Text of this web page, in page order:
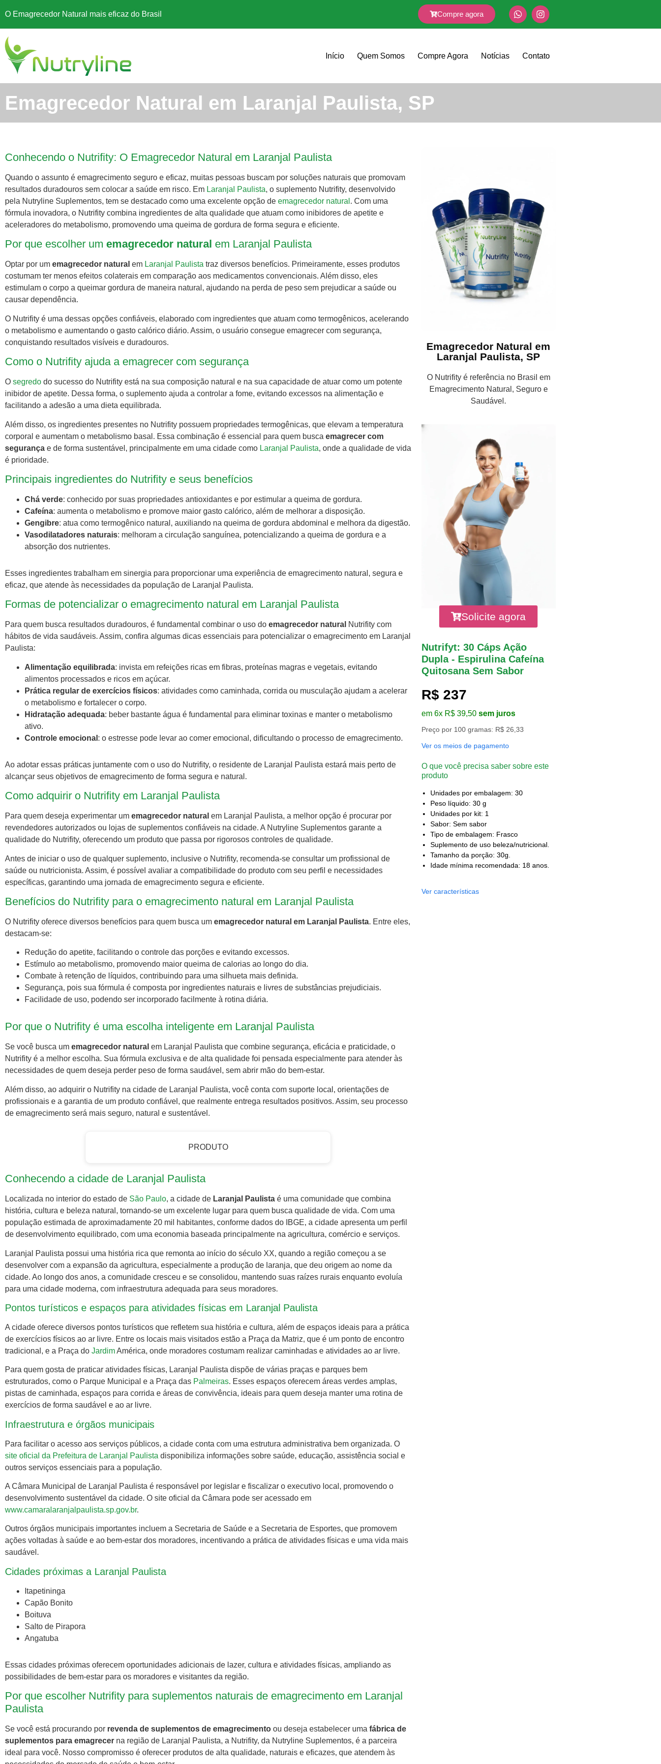
O Emagrecedor Natural mais eficaz do Brasil Compre agora
Início Quem Somos Compre Agora Notícias Contato
Emagrecedor Natural em Laranjal Paulista, SP
Conhecendo o Nutrifity: O Emagrecedor Natural em Laranjal Paulista
Quando o assunto é emagrecimento seguro e eficaz, muitas pessoas buscam por soluções naturais que promovam
resultados duradouros sem colocar a saúde em risco. Em Laranjal Paulista, o suplemento Nutrifity, desenvolvido
pela Nutryline Suplementos, tem se destacado como uma excelente opção de emagrecedor natural . Com uma
fórmula inovadora, o Nutrifity combina ingredientes de alta qualidade que atuam como inibidores de apetite e
aceleradores do metabolismo, promovendo uma queima de gordura de forma segura e eficiente.
Por que escolher um emagrecedor natural em Laranjal Paulista
Optar por um emagrecedor natural em Laranjal Paulista traz diversos benefícios. Primeiramente, esses produtos
costumam ter menos efeitos colaterais em comparação aos medicamentos convencionais. Além disso, eles
estimulam o corpo a queimar gordura de maneira natural, ajudando na perda de peso sem prejudicar a saúde ou
causar dependência.
O Nutrifity é uma dessas opções confiáveis, elaborado com ingredientes que atuam como termogênicos, acelerando
o metabolismo e aumentando o gasto calórico diário. Assim, o usuário consegue emagrecer com segurança,
conquistando resultados visíveis e duradouros.
Como o Nutrifity ajuda a emagrecer com segurança
O segredo do sucesso do Nutrifity está na sua composição natural e na sua capacidade de atuar como um potente
inibidor de apetite. Dessa forma, o suplemento ajuda a controlar a fome, evitando excessos na alimentação e
facilitando a adesão a uma dieta equilibrada.
Além disso, os ingredientes presentes no Nutrifity possuem propriedades termogênicas, que elevam a temperatura
corporal e aumentam o metabolismo basal. Essa combinação é essencial para quem busca emagrecer com
segurança e de forma sustentável, principalmente em uma cidade como Laranjal Paulista, onde a qualidade de vida
é prioridade.
Principais ingredientes do Nutrifity e seus benefícios
Chá verde: conhecido por suas propriedades antioxidantes e por estimular a queima de gordura.
Cafeína: aumenta o metabolismo e promove maior gasto calórico, além de melhorar a disposição.
Gengibre: atua como termogênico natural, auxiliando na queima de gordura abdominal e melhora da digestão.
Vasodilatadores naturais: melhoram a circulação sanguínea, potencializando a queima de gordura e a
absorção dos nutrientes.
Esses ingredientes trabalham em sinergia para proporcionar uma experiência de emagrecimento natural, segura e
eficaz, que atende às necessidades da população de Laranjal Paulista.
Formas de potencializar o emagrecimento natural em Laranjal Paulista
Para quem busca resultados duradouros, é fundamental combinar o uso do emagrecedor natural Nutrifity com
hábitos de vida saudáveis. Assim, confira algumas dicas essenciais para potencializar o emagrecimento em Laranjal
Paulista:
Alimentação equilibrada: invista em refeições ricas em fibras, proteínas magras e vegetais, evitando
alimentos processados e ricos em açúcar.
Prática regular de exercícios físicos: atividades como caminhada, corrida ou musculação ajudam a acelerar
o metabolismo e fortalecer o corpo.
Hidratação adequada: beber bastante água é fundamental para eliminar toxinas e manter o metabolismo
ativo.
Controle emocional : o estresse pode levar ao comer emocional, dificultando o processo de emagrecimento.
Ao adotar essas práticas juntamente com o uso do Nutrifity, o residente de Laranjal Paulista estará mais perto de
alcançar seus objetivos de emagrecimento de forma segura e natural.
Como adquirir o Nutrifity em Laranjal Paulista
Para quem deseja experimentar um emagrecedor natural em Laranjal Paulista, a melhor opção é procurar por
revendedores autorizados ou lojas de suplementos confiáveis na cidade. A Nutryline Suplementos garante a
qualidade do Nutrifity, oferecendo um produto que passa por rigorosos controles de qualidade.
Antes de iniciar o uso de qualquer suplemento, inclusive o Nutrifity, recomenda-se consultar um profissional de
saúde ou nutricionista. Assim, é possível avaliar a compatibilidade do produto com seu perfil e necessidades
específicas, garantindo uma jornada de emagrecimento segura e eficiente.
Benefícios do Nutrifity para o emagrecimento natural em Laranjal Paulista
O Nutrifity oferece diversos benefícios para quem busca um emagrecedor natural em Laranjal Paulista. Entre eles,
destacam-se:
Redução do apetite, facilitando o controle das porções e evitando excessos.
Estímulo ao metabolismo, promovendo maior queima de calorias ao longo do dia.
Combate à retenção de líquidos, contribuindo para uma silhueta mais definida.
Segurança, pois sua fórmula é composta por ingredientes naturais e livres de substâncias prejudiciais.
Facilidade de uso, podendo ser incorporado facilmente à rotina diária.
Por que o Nutrifity é uma escolha inteligente em Laranjal Paulista
Se você busca um emagrecedor natural em Laranjal Paulista que combine segurança, eficácia e praticidade, o
Nutrifity é a melhor escolha. Sua fórmula exclusiva e de alta qualidade foi pensada especialmente para atender às
necessidades de quem deseja perder peso de forma saudável, sem abrir mão do bem-estar.
Além disso, ao adquirir o Nutrifity na cidade de Laranjal Paulista, você conta com suporte local, orientações de
profissionais e a garantia de um produto confiável, que realmente entrega resultados positivos. Assim, seu processo
de emagrecimento será mais seguro, natural e sustentável.
PRODUTO
Conhecendo a cidade de Laranjal Paulista
Localizada no interior do estado de São Paulo, a cidade de Laranjal Paulista é uma comunidade que combina
história, cultura e beleza natural, tornando-se um excelente lugar para quem busca qualidade de vida. Com uma
população estimada de aproximadamente 20 mil habitantes, conforme dados do IBGE, a cidade apresenta um perfil
de desenvolvimento equilibrado, com uma economia baseada principalmente na agricultura, comércio e serviços.
Laranjal Paulista possui uma história rica que remonta ao início do século XX, quando a região começou a se
desenvolver com a expansão da agricultura, especialmente a produção de laranja, que deu origem ao nome da
cidade. Ao longo dos anos, a comunidade cresceu e se consolidou, mantendo suas raízes rurais enquanto evoluía
para uma cidade moderna, com infraestrutura adequada para seus moradores.
Pontos turísticos e espaços para atividades físicas em Laranjal Paulista
A cidade oferece diversos pontos turísticos que refletem sua história e cultura, além de espaços ideais para a prática
de exercícios físicos ao ar livre. Entre os locais mais visitados estão a Praça da Matriz, que é um ponto de encontro
tradicional, e a Praça do JardimAmérica, onde moradores costumam realizar caminhadas e atividades ao ar livre.
Para quem gosta de praticar atividades físicas, Laranjal Paulista dispõe de várias praças e parques bem
estruturados, como o Parque Municipal e a Praça das Palmeiras. Esses espaços oferecem áreas verdes amplas,
pistas de caminhada, espaços para corrida e áreas de convivência, ideais para quem deseja manter uma rotina de
exercícios de forma saudável e ao ar livre.
Infraestrutura e órgãos municipais
Para facilitar o acesso aos serviços públicos, a cidade conta com uma estrutura administrativa bem organizada. O
site oficial da Prefeitura de Laranjal Paulista disponibiliza informações sobre saúde, educação, assistência social e
outros serviços essenciais para a população.
A Câmara Municipal de Laranjal Paulista é responsável por legislar e fiscalizar o executivo local, promovendo o
desenvolvimento sustentável da cidade. O site oficial da Câmara pode ser acessado em
www.camaralaranjalpaulista.sp.gov.br.
Outros órgãos municipais importantes incluem a Secretaria de Saúde e a Secretaria de Esportes, que promovem
ações voltadas à saúde e ao bem-estar dos moradores, incentivando a prática de atividades físicas e uma vida mais
saudável.
Cidades próximas a Laranjal Paulista
Itapetininga
Capão Bonito
Boituva
Salto de Pirapora
Angatuba
Essas cidades próximas oferecem oportunidades adicionais de lazer, cultura e atividades físicas, ampliando as
possibilidades de bem-estar para os moradores e visitantes da região.
Por que escolher Nutrifity para suplementos naturais de emagrecimento em Laranjal
Paulista
Se você está procurando por revenda de suplementos de emagrecimento ou deseja estabelecer uma fábrica de
suplementos para emagrecer na região de Laranjal Paulista, a Nutrifity, da Nutryline Suplementos, é a parceira
ideal para você. Nosso compromisso é oferecer produtos de alta qualidade, naturais e eficazes, que atendem às
Emagrecedor Natural em
Laranjal Paulista, SP
O Nutrifity é referência no Brasil em
Emagrecimento Natural, Seguro e
Saudável.
Solicite agora
Nutrifyt: 30 Cáps Ação
Dupla - Espirulina Cafeína
Quitosana Sem Sabor
R$ 237
em 6x R$ 39,50 sem juros
Preço por 100 gramas: R$ 26,33
Ver os meios de pagamento
O que você precisa saber sobre este
produto
Unidades por embalagem: 30
Peso líquido: 30 g
Unidades por kit: 1
Sabor: Sem sabor
Tipo de embalagem: Frasco
Suplemento de uso beleza/nutricional.
Tamanho da porção: 30g.
Idade mínima recomendada: 18 anos.
Ver características